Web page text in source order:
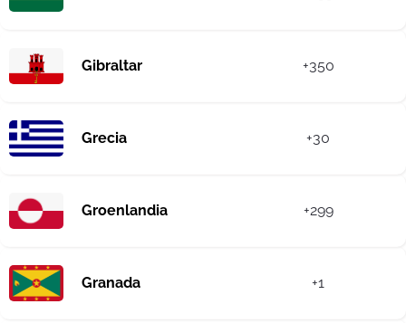
Gibraltar +350
Grecia +30
Groenlandia +299
Granada +1